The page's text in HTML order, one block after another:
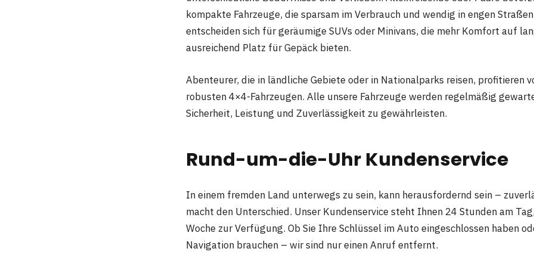
kompakte Fahrzeuge, die sparsam im Verbrauch und wendig in engen
entscheiden sich für geräumige SUVs oder Minivans, die mehr Komfort auf
ausreichend Platz für Gepäck bieten.
Abenteurer, die in ländliche Gebiete oder in Nationalparks reisen, profitieren
robusten 4×4-Fahrzeugen. Alle unsere Fahrzeuge werden regelmäßig
Sicherheit, Leistung und Zuverlässigkeit zu gewährleisten.
Rund-um-die-Uhr Kundenservice
In einem fremden Land unterwegs zu sein, kann herausfordernd sein –
macht den Unterschied. Unser Kundenservice steht Ihnen 24 Stunden am
Woche zur Verfügung. Ob Sie Ihre Schlüssel im Auto eingeschlossen haben
Navigation brauchen – wir sind nur einen Anruf entfernt.